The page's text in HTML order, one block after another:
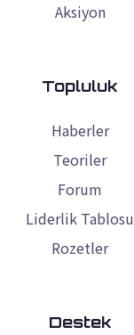
Aksiyon
Topluluk
Haberler
Teoriler
Forum
Liderlik Tablosu
Rozetler
Destek